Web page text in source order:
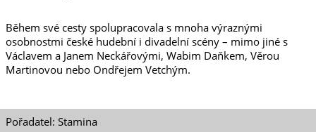
Během své cesty spolupracovala s mnoha výraznými
osobnostmi české hudební i divadelní scény – mimo jiné s
Václavem a Janem Neckářovými, Wabim Daňkem, Věrou
Martinovou nebo Ondřejem Vetchým.
Pořadatel: Stamina